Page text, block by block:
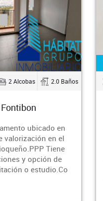
3 Alcobas 2.0 Baños
APARTAMENTO
¡Vive en una de
exclusivas y
de Medellín! -
Poblado, con